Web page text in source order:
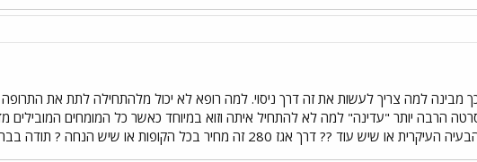
הרבה יותר "עדינה" למה לא להתחיל איתה וזוא במיוחד כאשר כל המומחים המובילים
?? דרך אגז 280 זה מחיר בכל הקופות או שיש הנחה ? תודה בברכה ג'ני